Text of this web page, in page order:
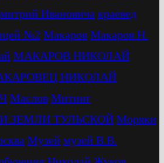
Ивановича краевед
№2 Макаров Макаров Н.
МАКАРОВ НИКОЛАЙ
НИКОЛАЙ
Маслов Митинг
ЗЕМЛИ ТУЛЬСКОЙ Моряки
Музей музей В.В.